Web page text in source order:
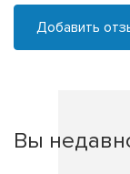
Добавить
Вы